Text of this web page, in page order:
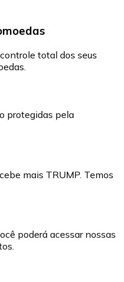
total dos seus
protegidas pela
mais TRUMP. Temos
poderá acessar nossas